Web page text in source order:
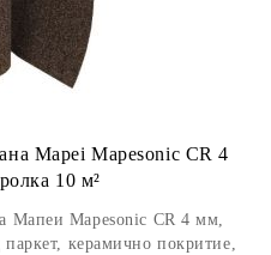
Mapei Mapesonic CR 4
10 м²
Мапеи Mapesonic CR 4 мм,
паркет, керамично покритие,